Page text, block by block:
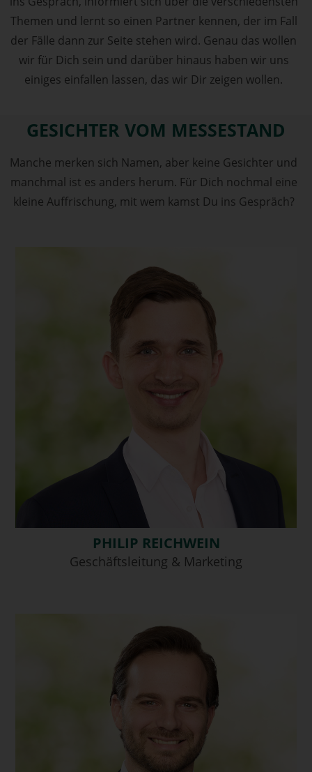
Themen und lernt so einen Partner kennen, der im Fall
der Fälle dann zur Seite stehen wird. Genau das wollen
wir für Dich sein und darüber hinaus haben wir uns
einiges einfallen lassen, das wir Dir zeigen wollen.
GESICHTER VOM MESSESTAND
Manche merken sich Namen, aber keine Gesichter und
manchmal ist es anders herum. Für Dich nochmal eine
kleine Auffrischung, mit wem kamst Du ins Gespräch?
PHILIP REICHWEIN
Geschäftsleitung & Marketing